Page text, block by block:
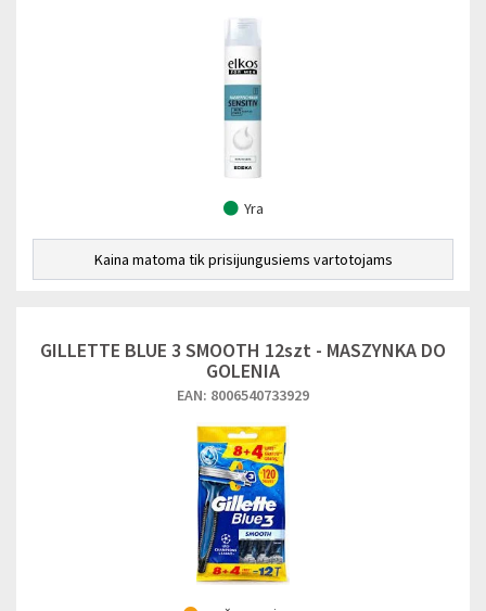
Yra
Kaina matoma tik prisijungusiems vartotojams
GILLETTE BLUE 3 SMOOTH 12szt - MASZYNKA DO
GOLENIA
EAN: 8006540733929